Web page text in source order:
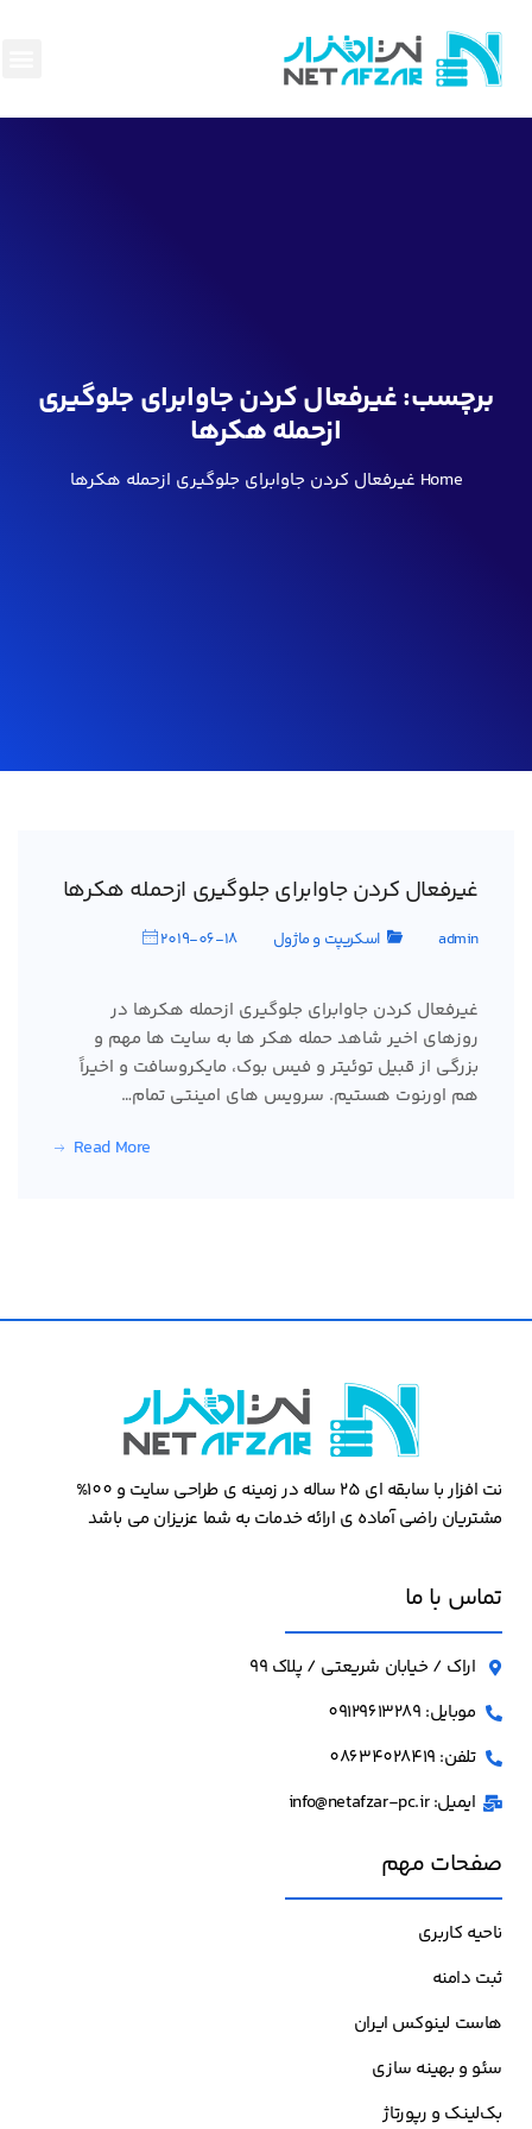
برچسب:غیرفعال کردن جاوابرای جلوگیری
ازحمله هکرها
Home غیرفعال کردن جاوابرای جلوگیری ازحمله هکرها
غیرفعال کردن جاوابرای جلوگیری ازحمله هکرها
admin اسکریپت و ماژول 2019-06-18
غیرفعال کردن جاوابرای جلوگیری ازحمله هکرها در
روزهای اخیر شاهد حمله هکر ها به سایت ها مهم و
بزرگی از قبیل توئیتر و فیس بوک، مایکروسافت و اخیراً
هم اورنوت هستیم. سرویس های امینتی تمام…
Read More
نت افزار با سابقه ای 25 ساله در زمینه ی طراحی سایت و 100%
مشتریان راضی آماده ی ارائه خدمات به شما عزیزان می باشد
تماس با ما
اراک / خیابان شریعتی / پلاک 99
موبایل: 09129613289
تلفن: 08634028419
ایمیل: info@netafzar-pc.ir
صفحات مهم
ناحیه کاربری
ثبت دامنه
هاست لینوکس ایران
سئو و بهینه سازی
بک‌لینک و رپورتاژ